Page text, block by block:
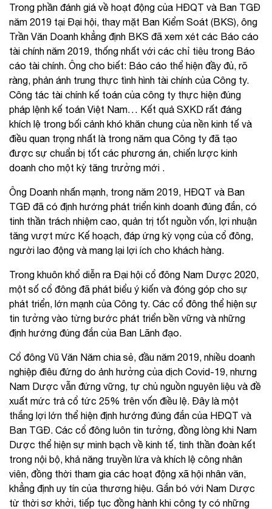
Trong phần đánh giá về hoạt động của HĐQT và Ban TGĐ
năm 2019 tại Đại hội, thay mặt Ban Kiểm Soát (BKS), ông
Trần Văn Doanh khẳng định BKS đã xem xét các Báo cáo
tài chính năm 2019, thống nhất với các chỉ tiêu trong Báo
cáo tài chính. Ông cho biết: Báo cáo thể hiện đầy đủ, rõ
ràng, phản ánh trung thực tình hình tài chính của Công ty.
Công tác tài chính kế toán của công ty thực hiện đúng
pháp lệnh kế toán Việt Nam… Kết quả SXKD rất đáng
khích lệ trong bối cảnh khó khăn chung của nền kinh tế và
điều quan trọng nhất là trong năm qua Công ty đã tạo
được sự chuẩn bị tốt các phương án, chiến lược kinh
doanh cho một kỳ tăng trưởng mới .
Ông Doanh nhấn mạnh, trong năm 2019, HĐQT và Ban
TGĐ đã có định hướng phát triển kinh doanh đúng đắn, có
tinh thần trách nhiệm cao, quản trị tốt nguồn vốn, lợi nhuận
tăng vượt mức Kế hoạch, đáp ứng kỳ vọng của cổ đông,
người lao động và mang lại lợi ích cho khách hàng.
Trong khuôn khổ diễn ra Đại hội cổ đông Nam Dược 2020,
một số cổ đông đã phát biểu ý kiến và đóng góp cho sự
phát triển, lớn mạnh của Công ty. Các cổ đông thể hiện sự
tin tưởng vào từng bước phát triển bền vững và những
định hướng đúng đắn của Ban Lãnh đạo.
Cổ đông Vũ Văn Năm chia sẻ, đầu năm 2019, nhiều doanh
nghiệp điêu đứng do ảnh hưởng của dịch Covid-19, nhưng
Nam Dược vẫn đứng vững, tự chủ nguồn nguyên liệu và đề
xuất mức trả cổ tức 25% trên vốn điều lệ. Đây là một
thắng lợi lớn thể hiện định hướng đúng đắn của HĐQT và
Ban TGĐ. Các cổ đông luôn tin tưởng, đồng lòng khi Nam
Dược thể hiện sự minh bạch về kinh tế, tinh thần đoàn kết
trong nội bộ, khả năng truyền lửa và khích lệ công nhân
viên, đồng thời tham gia các hoạt động xã hội nhân văn,
khẳng định uy tín của thương hiệu. Gắn bó với Nam Dược
từ thời sơ khởi, tiếp tục đồng hành khi công ty có những